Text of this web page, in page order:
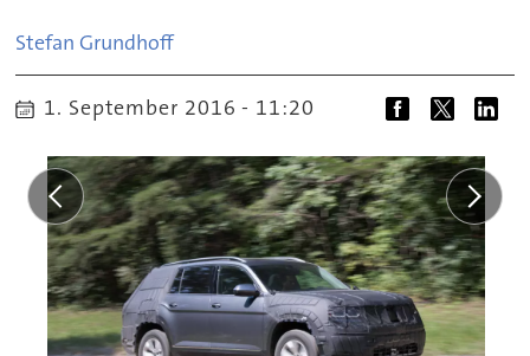
Stefan Grundhoff
1. September 2016 - 11:20